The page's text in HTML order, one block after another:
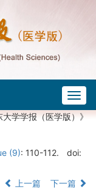
学学报（医学版）》
(9): 110-112.
doi:
上一篇 下一篇